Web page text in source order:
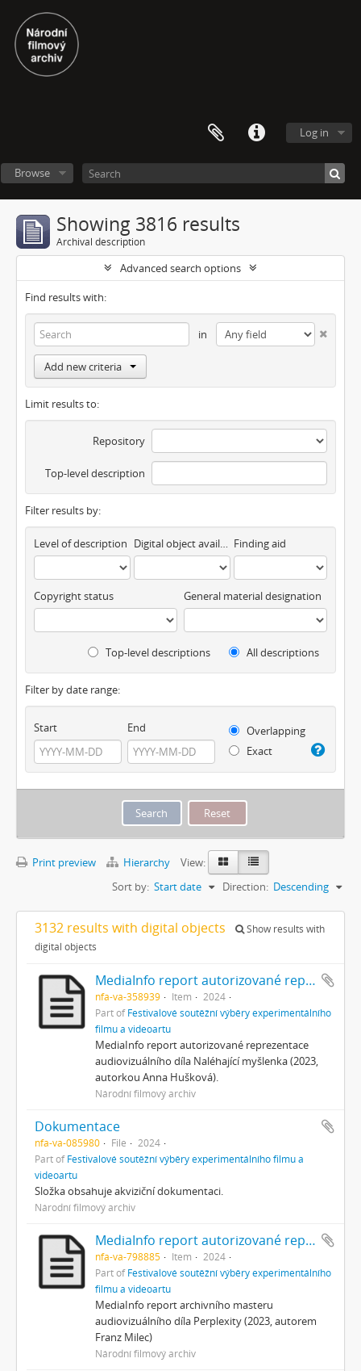
Log in
Browse
Showing 3816 results
Archival description
Advanced search options
Find results with:
in
Add new criteria
Limit results to:
Repository
Top-level description
Filter results by:
Level of description Digital object available Finding aid
Copyright status General material designation
Top-level descriptions All descriptions
Filter by date range:
Start End
Overlapping
Exact
Print preview Hierarchy
View:
Sort by: Start date Direction: Descending
3132 results with digital objects
Show results with
digital objects
MediaInfo report autorizované reprezentace
nfa-va-358939 Item
2024
Part ofFestivalové soutěžní výběry experimentálního
filmu a videoartu
MediaInfo report autorizované reprezentace
audiovizuálního díla Naléhající myšlenka (2023,
autorkou Anna Hušková).
Národní filmový archiv
Dokumentace
nfa-va-085980 File
2024
Part ofFestivalové soutěžní výběry experimentálního filmu a
videoartu
Složka obsahuje akviziční dokumentaci.
Národní filmový archiv
MediaInfo report autorizované reprezentace
nfa-va-798885 Item
2024
Part ofFestivalové soutěžní výběry experimentálního
filmu a videoartu
MediaInfo report archivního masteru
audiovizuálního díla Perplexity (2023, autorem
Franz Milec)
Národní filmový archiv